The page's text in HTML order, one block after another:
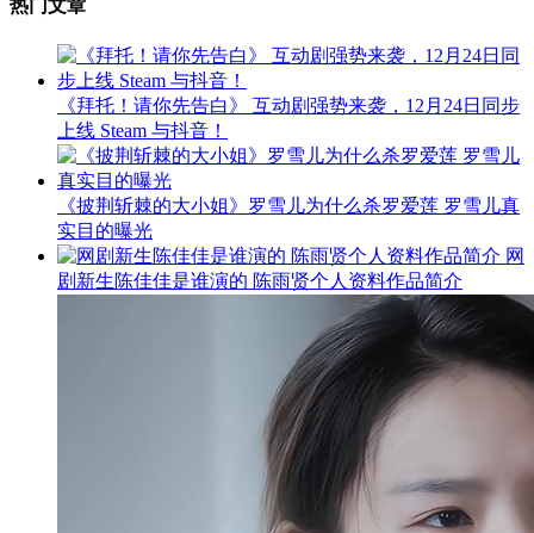
热门文章
《拜托！请你先告白》 互动剧强势来袭，12月24日同步
上线 Steam 与抖音！
《披荆斩棘的大小姐》罗雪儿为什么杀罗爱莲 罗雪儿真
实目的曝光
网
剧新生陈佳佳是谁演的 陈雨贤个人资料作品简介